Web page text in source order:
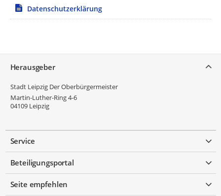
Datenschutzerklärung
Herausgeber
Stadt Leipzig Der Oberbürgermeister
Martin-Luther-Ring 4-6
04109 Leipzig
Service
Beteiligungsportal
Seite empfehlen